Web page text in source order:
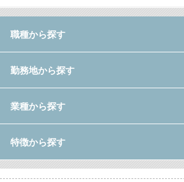
職種から探す
勤務地から探す
業種から探す
特徴から探す